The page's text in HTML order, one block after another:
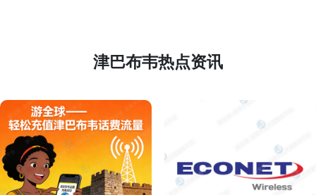
津巴布韦热点资讯